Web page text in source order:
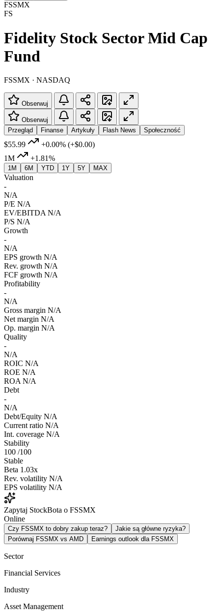
FSSMX
FS
Fidelity Stock Sector Mid Cap
Fund
FSSMX · NASDAQ
Obserwuj
Obserwuj
Przegląd
Finanse Artykuły Flash News Społeczność
$55.99 +0.00% (+$0.00)
1M
+1.81%
1M 6M YTD 1Y 5Y MAX
Valuation
-
N/A
P/E N/A
EV/EBITDA N/A
P/S N/A
Growth
-
N/A
EPS growth N/A
Rev. growth N/A
FCF growth N/A
Profitability
-
N/A
Gross margin N/A
Net margin N/A
Op. margin N/A
Quality
-
N/A
ROIC N/A
ROE N/A
ROA N/A
Debt
-
N/A
Debt/Equity N/A
Current ratio N/A
Int. coverage N/A
Stability
100 /100
Stable
Beta 1.03x
Rev. volatility N/A
EPS volatility N/A
Zapytaj StockBota o FSSMX
Online
Czy FSSMX to dobry zakup teraz?
Jakie są główne ryzyka?
Porównaj FSSMX vs AMD
Earnings outlook dla FSSMX
Sector
Financial Services
Industry
Asset Management